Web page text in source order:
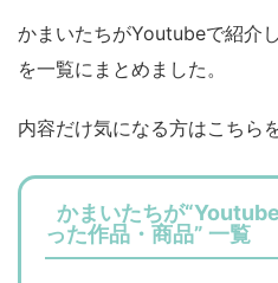
かまいたちがYoutubeで紹介
を一覧にまとめました。
内容だけ気になる方はこちら
かまいたちが
った作品・商品” 一覧